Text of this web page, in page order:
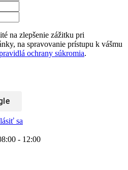
na zlepšenie zážitku pri
na spravovanie prístupu k vášmu
ochrany súkromia.
sa
- 12:00